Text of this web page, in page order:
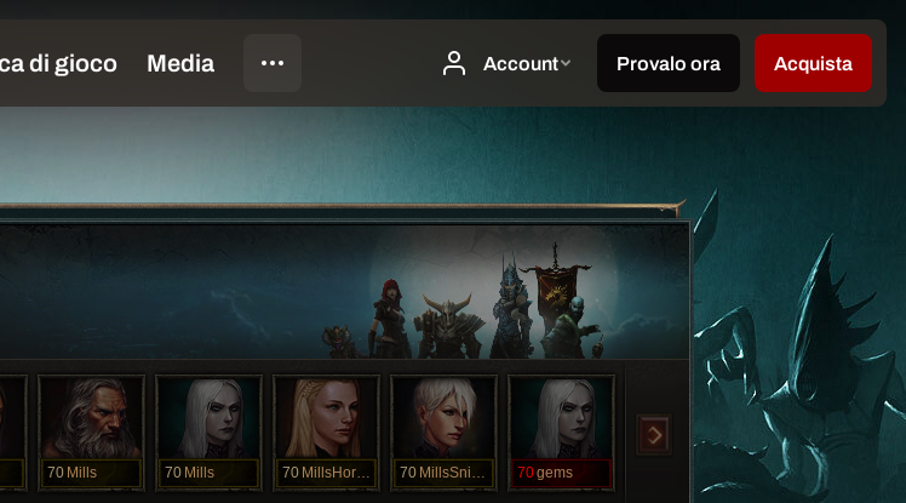
70 Mills 70 Mills 70 MillsHorsie 70 MillsSniper 70gems